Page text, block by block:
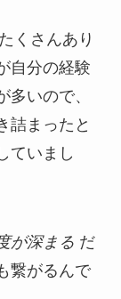
くさんあり
自分の経験
いので、
詰まったと
ていまし
が深まる だ
繋がるんで